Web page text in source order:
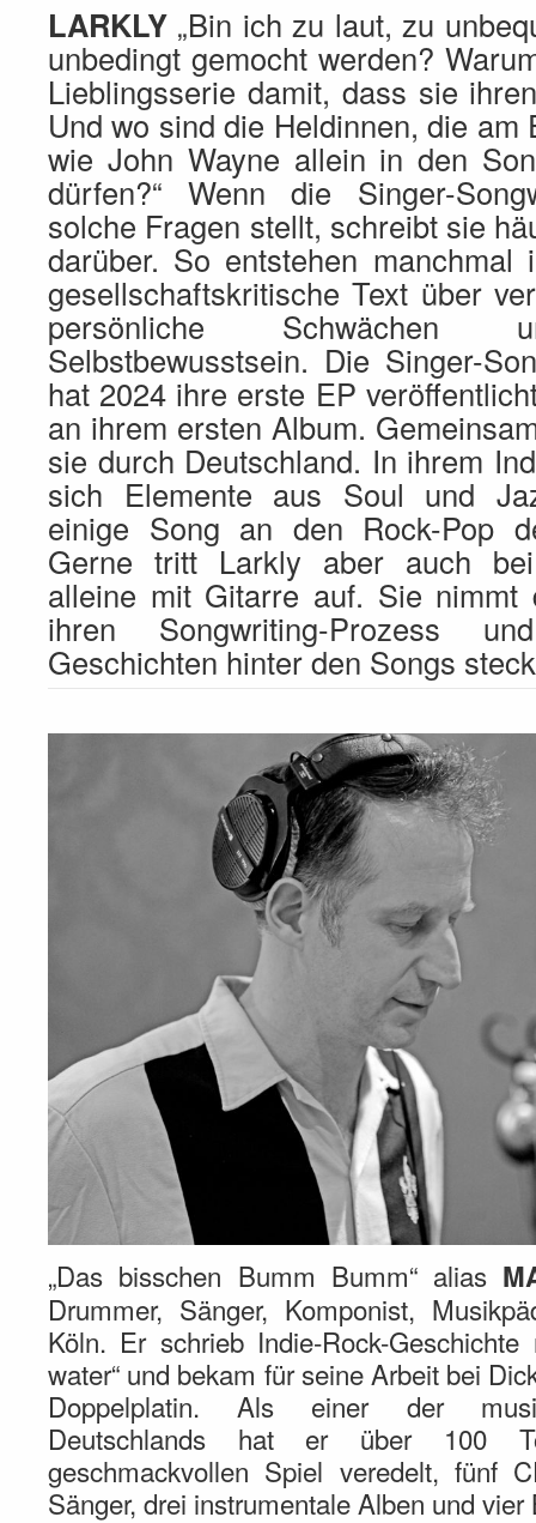
LARKLY „Bin ich zu laut, zu
unbedingt gemocht werden?
Lieblingsserie damit, dass sie
Und wo sind die Heldinnen, die am
wie John Wayne allein in den
dürfen?“ Wenn die Singer-
solche Fragen stellt, schreibt sie
darüber. So entstehen manchmal
gesellschaftskritische Text über
persönliche Schwächen
Selbstbewusstsein. Die Singer-
hat 2024 ihre erste EP
an ihrem ersten Album.
sie durch Deutschland. In ihrem
sich Elemente aus Soul und
einige Song an den Rock-Pop
Gerne tritt Larkly aber auch
alleine mit Gitarre auf. Sie
ihren Songwriting-Prozess
Geschichten hinter den Songs
„Das bisschen Bumm Bumm“ alias
Drummer, Sänger, Komponist,
Köln. Er schrieb Indie-Rock-
water“ und bekam für seine Arbeit bei
Doppelplatin. Als einer der
Deutschlands hat er über 100
geschmackvollen Spiel veredelt, fünf
Sänger, drei instrumentale Alben und